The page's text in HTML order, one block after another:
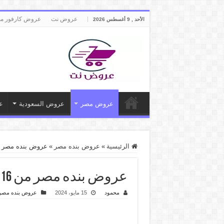
الأحد , 9 أغسطس 2026 عروض نت عروض كارفور
عروض مصر عروض السعودية
الرئيسية » عروض بنده مصر » عروض بنده مصر من 16 مايو حتى 18 مايو 2024
عروض بنده مصر من 16 مايو حتى 18 مايو 2024 عروض الويك اند
محمود 15 مايو، 2024 عروض بنده